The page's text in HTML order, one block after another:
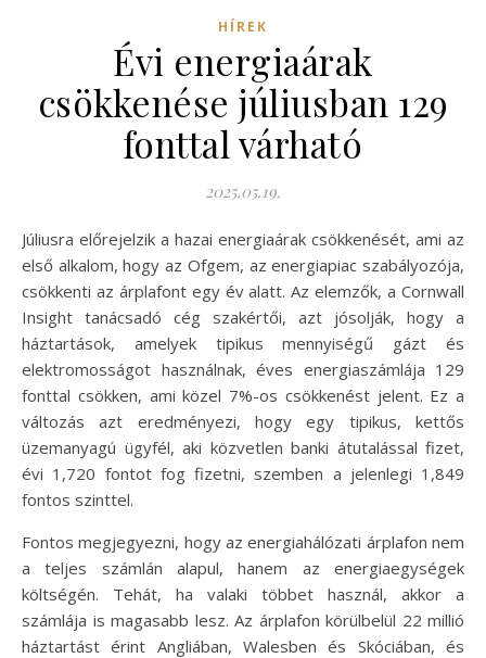
HÍREK
Évi energiaárak
csökkenése júliusban 129
fonttal várható
2025.05.19.
Júliusra előrejelzik a hazai energiaárak csökkenését, ami az
első alkalom, hogy az Ofgem, az energiapiac szabályozója,
csökkenti az árplafont egy év alatt. Az elemzők, a Cornwall
Insight tanácsadó cég szakértői, azt jósolják, hogy a
háztartások, amelyek tipikus mennyiségű gázt és
elektromosságot használnak, éves energiaszámlája 129
fonttal csökken, ami közel 7%-os csökkenést jelent. Ez a
változás azt eredményezi, hogy egy tipikus, kettős
üzemanyagú ügyfél, aki közvetlen banki átutalással fizet,
évi 1,720 fontot fog fizetni, szemben a jelenlegi 1,849
fontos szinttel.
Fontos megjegyezni, hogy az energiahálózati árplafon nem
a teljes számlán alapul, hanem az energiaegységek
költségén. Tehát, ha valaki többet használ, akkor a
számlája is magasabb lesz. Az árplafon körülbelül 22 millió
háztartást érint Angliában, Walesben és Skóciában, és